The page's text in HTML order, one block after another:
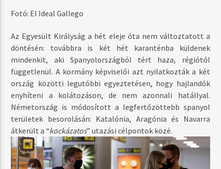
Fotó: El Ideal Gallego
Az Egyesült Királyság a hét eleje óta nem változtatott a
döntésén: továbbra is két hét karanténba küldenek
mindenkit, aki Spanyolországból tért haza, régiótól
függetlenül. A kormány képviselői azt nyilatkozták a két
ország közötti legutóbbi egyeztetésen, hogy hajlandók
enyhíteni a kolátozáson, de nem azonnali hatállyal.
Németország is módosított a legfertőzöttebb spanyol
területek besorolásán: Katalónia, Aragónia és Navarra
átkerült a “kockázatos” utazási célpontok közé.